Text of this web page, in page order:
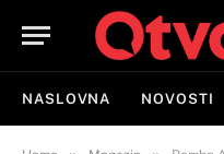
NASLOVNA NOVOSTI